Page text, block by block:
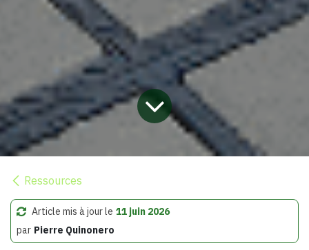
Ressources
Article mis à jour le 11 juin 2026
par Pierre Quinonero